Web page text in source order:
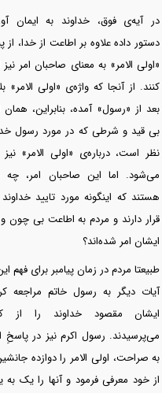
در آیه‌ی فوق، خداوند به ایمان
دستور داده علاوه بر اطاعت از خدا، از
«اولی الامر» به معنای صاحبان امر
کنند. از آنجا که واژه‌ی «اولی الامر»
بعد از «رسول» آمده، بنابراین،
بی قید و شرطی که در مورد رسول
نظر است، درباره‌ی «اولی الامر»
می‌شود. اما این صاحبان امر، چه
هستند که اینگونه مورد تایید
قرار دارند و مردم به اطاعت بی چون و
ایشان امر شده‌اند؟
طبیعتا مردم در زمان پیامبر برای فهم
آیات دیگر به رسول خاتم مراجعه
ایشان مقصود خداوند را از
می‌پرسیدند. رسول اکرم نیز در پاسخِ
به صراحت، اولی الامر را دوازده
از خود معرفی فرمود و آنها را یک به